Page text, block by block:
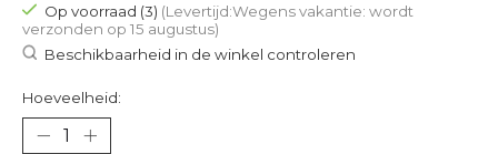
Op voorraad (3) (Levertijd:Wegens vakantie: wordt
verzonden op 15 augustus)
Beschikbaarheid in de winkel controleren
Hoeveelheid: